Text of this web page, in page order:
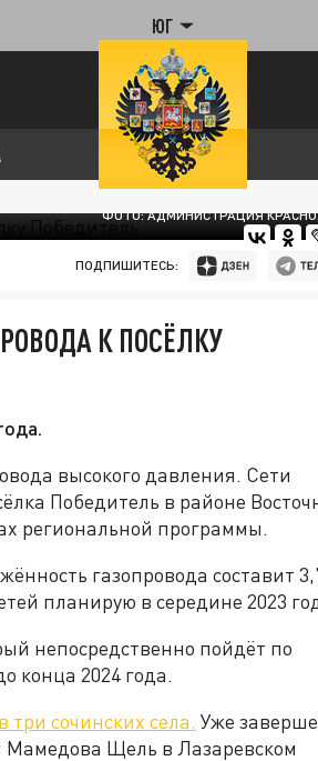
ЮГ
ФОТО: АДМИНИСТРАЦИЯ
ПОДПИШИТЕСЬ:
К ПОСЁЛКУ
высокого давления. Сети
Победитель в районе
региональной программы.
газопровода составит
планирую в середине 2023
непосредственно пойдёт по
конца 2024 года.
три сочинских села. Уже
Мамедова Щель в Лазаревском